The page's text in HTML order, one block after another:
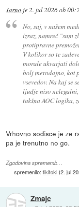
Jarno je2. jul 2026 ob
No, saj, v našem
izraz, namreč "sum
protipravne
V kolikor so te
morale ukvarjati
bolj merodajno, kot
vsevedov. Na kaj se
ljudje niso
takšna AOC logika,
Vrhovno sodisce je ze
pa je trenutno no go.
Zgodovina sprememb…
spremenilo:tikitoki(2. jul
Zmajc